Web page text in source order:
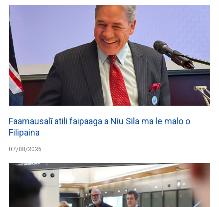
Faamausalī atili faipaaga a Niu Sila ma le malo o
Filipaina
07/08/2026